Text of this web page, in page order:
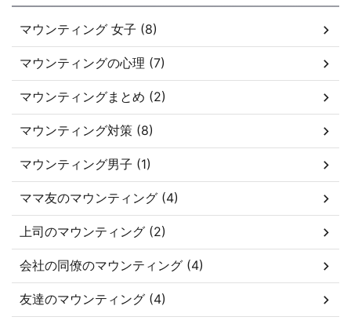
マウンティング 女子 (8)
マウンティングの心理 (7)
マウンティングまとめ (2)
マウンティング対策 (8)
マウンティング男子 (1)
ママ友のマウンティング (4)
上司のマウンティング (2)
会社の同僚のマウンティング (4)
友達のマウンティング (4)